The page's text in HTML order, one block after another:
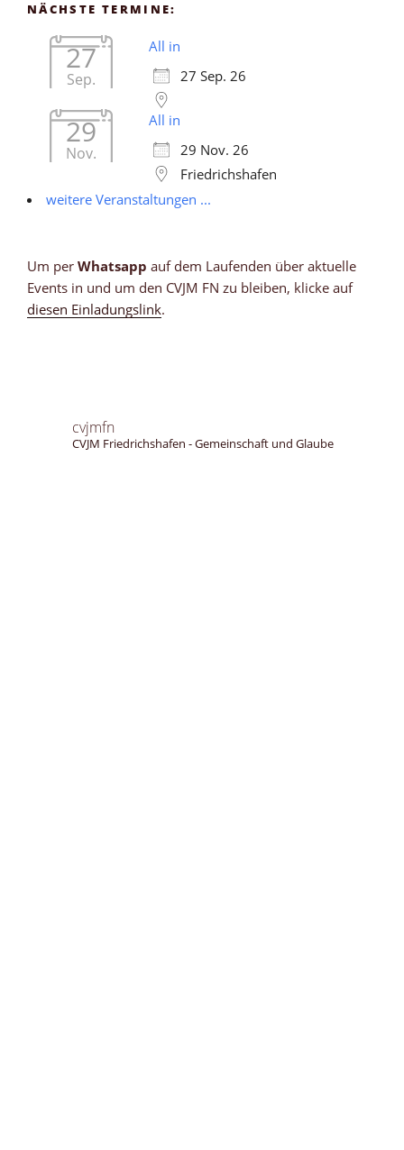
NÄCHSTE TERMINE:
27
Sep.
All in
27 Sep. 26
29
Nov.
All in
29 Nov. 26
Friedrichshafen
weitere Veranstaltungen ...
Um per Whatsapp auf dem Laufenden über aktuelle
Events in und um den CVJM FN zu bleiben, klicke auf
diesen Einladungslink.
cvjmfn
CVJM Friedrichshafen - Gemeinschaft und Glaube